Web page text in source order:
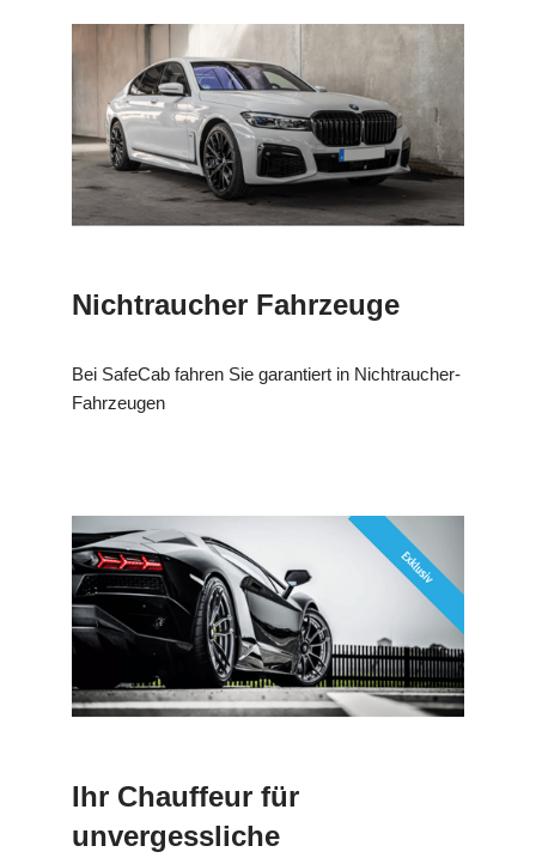
Nichtraucher Fahrzeuge
Bei SafeCab fahren Sie garantiert in Nichtraucher-
Fahrzeugen
Ihr Chauffeur für
unvergessliche